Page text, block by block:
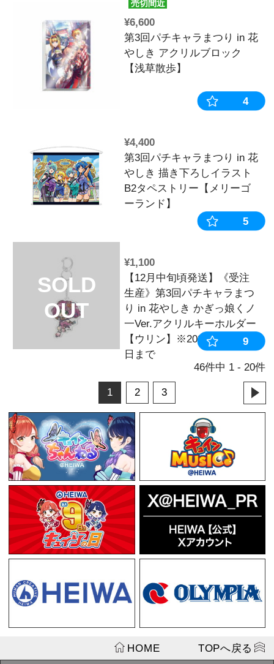
SOLD
OUT
【12月中旬頃
生産》第3回
り in 花やし
ンダムホロ
¥2,200
やしき かぎ
¥4,950
第3回パチキ
やしき かぎ
シャツXL
¥4,950
第3回パチキ
シャツL